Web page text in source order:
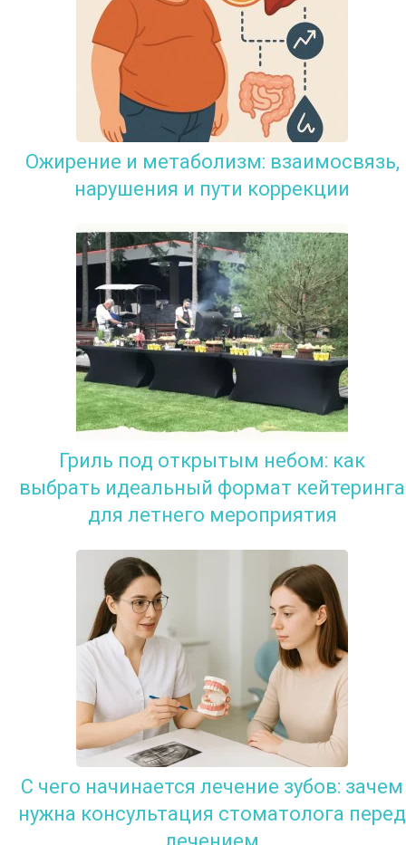
Ожирение и метаболизм: взаимосвязь,
нарушения и пути коррекции
Гриль под открытым небом: как
выбрать идеальный формат кейтеринга
для летнего мероприятия
С чего начинается лечение зубов: зачем
нужна консультация стоматолога перед